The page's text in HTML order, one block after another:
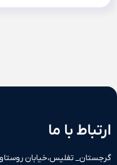
ارتباط با ما
گرجستان_ تفلیس،خیابان